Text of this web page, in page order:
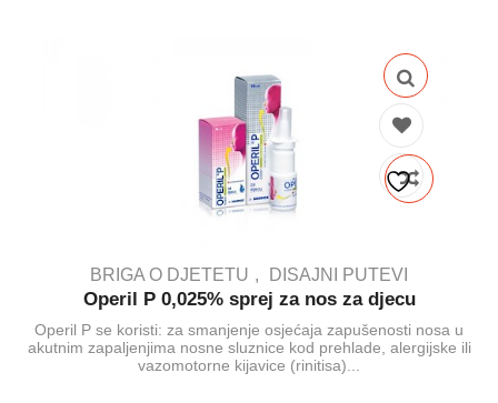
BRIGA O DJETETU DISAJNI PUTEVI
Operil P 0,025% sprej za nos za djecu
Operil P se koristi: za smanjenje osjećaja zapušenosti nosa u
akutnim zapaljenjima nosne sluznice kod prehlade, alergijske ili
vazomotorne kijavice (rinitisa)...